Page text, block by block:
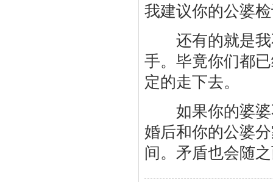
我建议你的公婆
还有的就是我
手。毕竟你们都
定的走下去。
如果你的婆婆
婚后和你的公婆
间。矛盾也会随